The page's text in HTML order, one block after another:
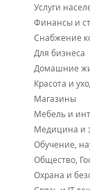
Услуги
Финансы и
Снабжение
Для бизнеса
Домашние
Красота и
Магазины
Мебель и
Медицина и
Обучение,
Общество,
Охрана и